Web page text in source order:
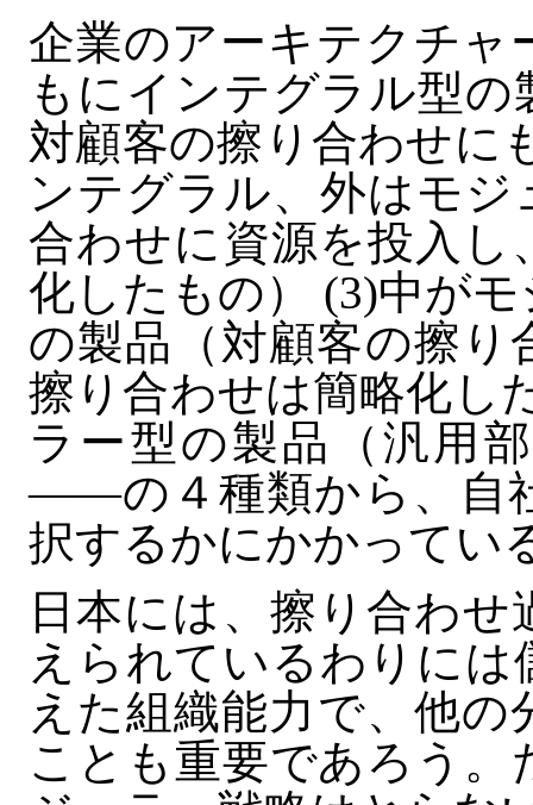
企業のアーキテクチャ
もにインテグラル型
対顧客の擦り合わせに
ンテグラル、外はモ
合わせに資源を投入し
化したもの） (3)中が
の製品（対顧客の擦り
擦り合わせは簡略化し
ラー型の製品（汎用
――の４種類から、自
択するかにかかってい
日本には、擦り合わ
えられているわりに
えた組織能力で、他
ことも重要であろう